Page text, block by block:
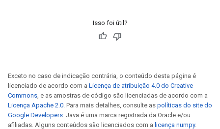
Isso foi útil?
Exceto no caso de indicação contrária, o conteúdo desta página é
licenciado de acordo com a Licença de atribuição 4.0 do Creative
Commons, e as amostras de código são licenciadas de acordo com a
Licença Apache 2.0. Para mais detalhes, consulte as políticas do site do
Google Developers. Java é uma marca registrada da Oracle e/ou
afiliadas. Alguns conteúdos são licenciados com a licença numpy.